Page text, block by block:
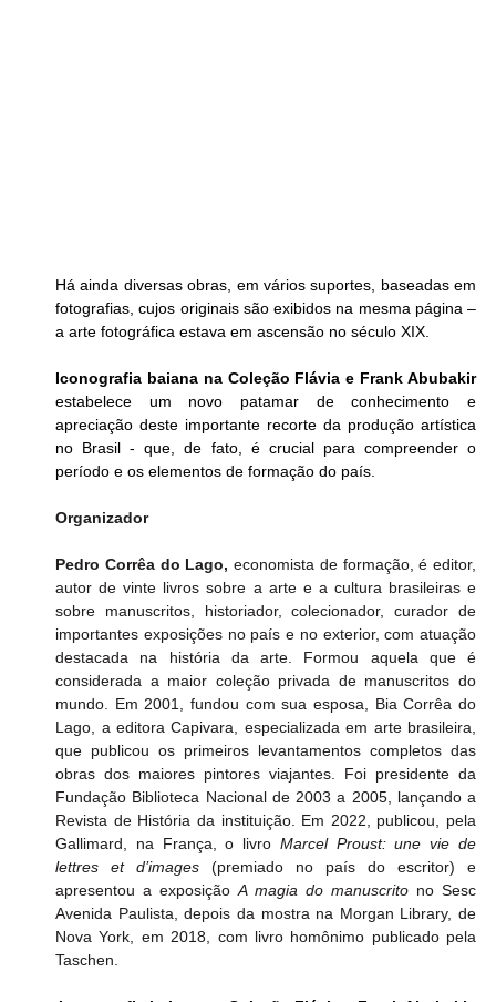
Há ainda diversas obras, em vários suportes, baseadas em
fotografias, cujos originais são exibidos na mesma página –
a arte fotográfica estava em ascensão no século XIX.
Iconografia baiana na Coleção Flávia e Frank Abubakir
estabelece um novo patamar de conhecimento e
apreciação deste importante recorte da produção artística
no Brasil - que, de fato, é crucial para compreender o
período e os elementos de formação do país.
Organizador
Pedro Corrêa do Lago, economista de formação, é editor,
autor de vinte livros sobre a arte e a cultura brasileiras e
sobre manuscritos, historiador, colecionador, curador de
importantes exposições no país e no exterior, com atuação
destacada na história da arte. Formou aquela que é
considerada a maior coleção privada de manuscritos do
mundo. Em 2001, fundou com sua esposa, Bia Corrêa do
Lago, a editora Capivara, especializada em arte brasileira,
que publicou os primeiros levantamentos completos das
obras dos maiores pintores viajantes. Foi presidente da
Fundação Biblioteca Nacional de 2003 a 2005, lançando a
Revista de História da instituição. Em 2022, publicou, pela
Gallimard, na França, o livro Marcel Proust: une vie de
lettres et d’images (premiado no país do escritor) e
apresentou a exposição A magia do manuscrito no Sesc
Avenida Paulista, depois da mostra na Morgan Library, de
Nova York, em 2018, com livro homônimo publicado pela
Taschen.